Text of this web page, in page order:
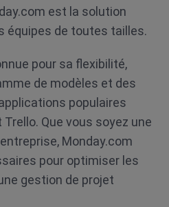
est la solution
équipes de toutes tailles.
pour sa flexibilité,
de modèles et des
populaires
Que vous soyez une
Monday.com
pour optimiser les
gestion de projet